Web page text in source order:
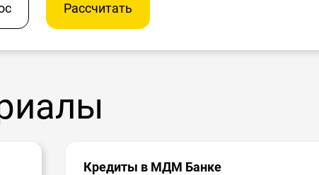
Рассчитать
Кредиты в МДМ Банке